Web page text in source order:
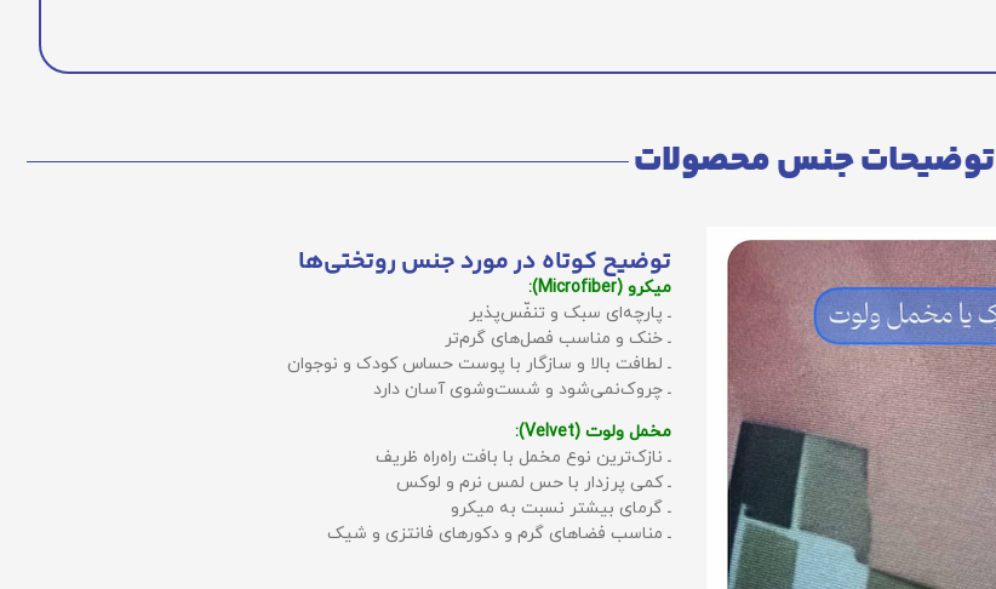
توضیحات جنس محصولات
توضیح کوتاه در مورد جنس روتختی‌ها
میکرو (Microfiber):
ـ پارچه‌ای سبک و تنفّس‌پذیر
ـ خنک و مناسب فصل‌های گرم‌تر
ـ لطافت بالا و سازگار با پوست حساس کودک و نوجوان
ـ چروک‌نمی‌شود و شست‌وشوی آسان دارد
مخمل ولوت (Velvet):
ـ نازک‌ترین نوع مخمل با بافت راه‌راه ظریف
ـ کمی پرزدار با حس لمس نرم و لوکس
ـ گرمای بیشتر نسبت به میکرو
ـ مناسب فضاهای گرم و دکورهای فانتزی و شیک